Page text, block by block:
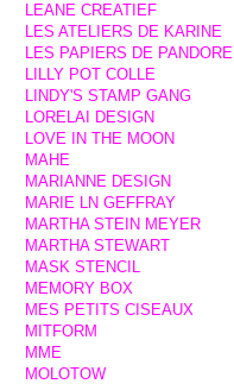
LEANE CREATIEF
LES ATELIERS DE KARINE
LES PAPIERS DE PANDORE
LILLY POT COLLE
LINDY'S STAMP GANG
LORELAI DESIGN
LOVE IN THE MOON
MAHE
MARIANNE DESIGN
MARIE LN GEFFRAY
MARTHA STEIN MEYER
MARTHA STEWART
MASK STENCIL
MEMORY BOX
MES PETITS CISEAUX
MITFORM
MME
MOLOTOW